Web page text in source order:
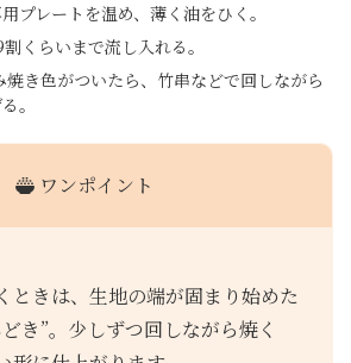
プレートを温め、薄く油をひく。
くらいまで流し入れる。
焼き色がついたら、竹串などで回しながら
。
ワンポイント
ときは、生地の端が固まり始めた
き”。少しずつ回しながら焼く